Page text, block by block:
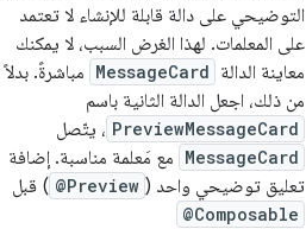
التوضيحي على دالة قابلة للإنشاء لا تعتمد
على المعلمات. لهذا الغرض السبب، لا يمكنك
معاينة الدالة MessageCard مباشرةً. بدلاً
من ذلك، اجعل الدالة الثانية باسم
PreviewMessageCard ، يتّصل
MessageCard مع مَعلمة مناسبة. إضافة
تعليق توضيحي واحد ( @Preview ) قبل
@Composable